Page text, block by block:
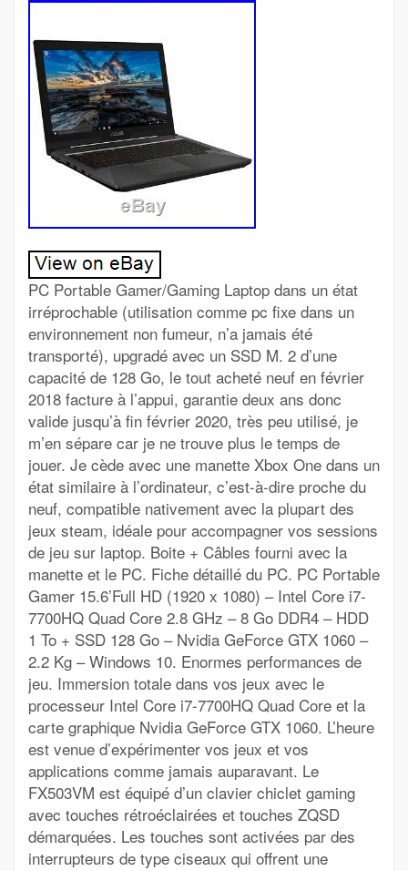
PC Portable Gamer/Gaming Laptop dans un état
irréprochable (utilisation comme pc fixe dans un
environnement non fumeur, n’a jamais été
transporté), upgradé avec un SSD M. 2 d’une
capacité de 128 Go, le tout acheté neuf en février
2018 facture à l’appui, garantie deux ans donc
valide jusqu’à fin février 2020, très peu utilisé, je
m’en sépare car je ne trouve plus le temps de
jouer. Je cède avec une manette Xbox One dans un
état similaire à l’ordinateur, c’est-à-dire proche du
neuf, compatible nativement avec la plupart des
jeux steam, idéale pour accompagner vos sessions
de jeu sur laptop. Boite + Câbles fourni avec la
manette et le PC. Fiche détaillé du PC. PC Portable
Gamer 15.6’Full HD (1920 x 1080) – Intel Core i7-
7700HQ Quad Core 2.8 GHz – 8 Go DDR4 – HDD
1 To + SSD 128 Go – Nvidia GeForce GTX 1060 –
2.2 Kg – Windows 10. Enormes performances de
jeu. Immersion totale dans vos jeux avec le
processeur Intel Core i7-7700HQ Quad Core et la
carte graphique Nvidia GeForce GTX 1060. L’heure
est venue d’expérimenter vos jeux et vos
applications comme jamais auparavant. Le
FX503VM est équipé d’un clavier chiclet gaming
avec touches rétroéclairées et touches ZQSD
démarquées. Les touches sont activées par des
interrupteurs de type ciseaux qui offrent une